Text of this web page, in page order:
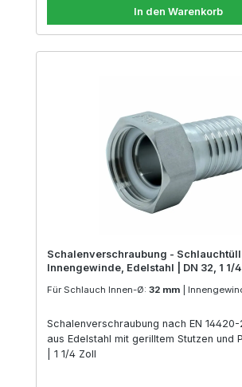
In den Warenkorb
Schalenverschraubung -
Innengewinde, Edelstahl | DN 32, 1 1/
Für Schlauch Innen-Ø: 32 mm
Schalenverschraubung nach EN
aus Edelstahl mit gerilltem Stutzen und
| 1 1/4 Zoll